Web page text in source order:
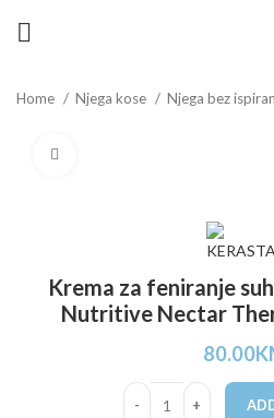
Home Njega kose Njega bez
Krema za feniranje
Nutritive Nectar
80.00